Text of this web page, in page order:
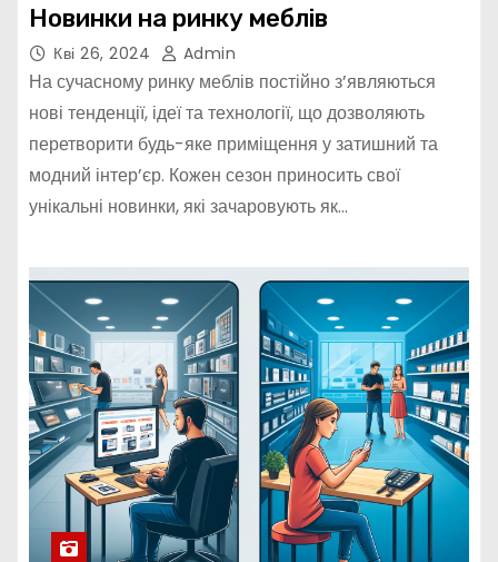
Новинки на ринку меблів
Кві 26, 2024 Admin
На сучасному ринку меблів постійно з’являються
нові тенденції, ідеї та технології, що дозволяють
перетворити будь-яке приміщення у затишний та
модний інтер’єр. Кожен сезон приносить свої
унікальні новинки, які зачаровують як…